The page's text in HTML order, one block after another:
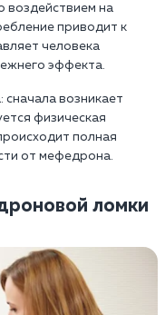
воздействием на
приводит к
человека
эффекта.
сначала возникает
физическая
полная
от мефедрона.
ломки